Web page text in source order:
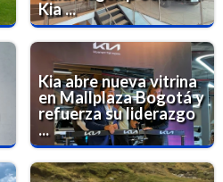
Kia ...
Kia abre nueva vitrina
en Mallplaza Bogotá y
refuerza su liderazgo
...